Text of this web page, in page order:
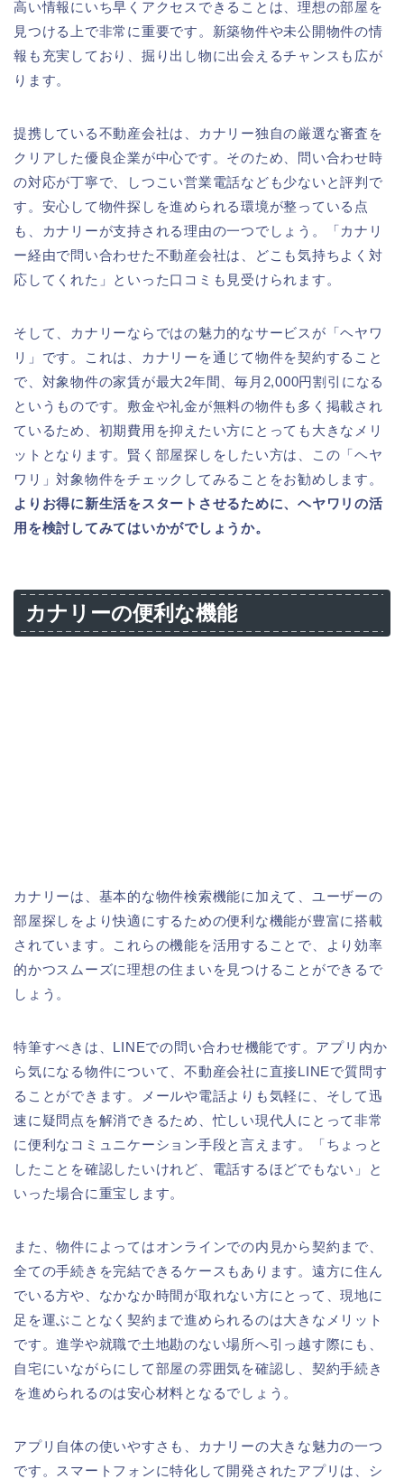
高い情報にいち早くアクセスできることは、理想の部屋を
見つける上で非常に重要です。新築物件や未公開物件の情
報も充実しており、掘り出し物に出会えるチャンスも広が
ります。
提携している不動産会社は、カナリー独自の厳選な審査を
クリアした優良企業が中心です。そのため、問い合わせ時
の対応が丁寧で、しつこい営業電話なども少ないと評判で
す。安心して物件探しを進められる環境が整っている点
も、カナリーが支持される理由の一つでしょう。「カナリ
ー経由で問い合わせた不動産会社は、どこも気持ちよく対
応してくれた」といった口コミも見受けられます。
そして、カナリーならではの魅力的なサービスが「ヘヤワ
リ」です。これは、カナリーを通じて物件を契約すること
で、対象物件の家賃が最大2年間、毎月2,000円割引になる
というものです。敷金や礼金が無料の物件も多く掲載され
ているため、初期費用を抑えたい方にとっても大きなメリ
ットとなります。賢く部屋探しをしたい方は、この「ヘヤ
ワリ」対象物件をチェックしてみることをお勧めします。
よりお得に新生活をスタートさせるために、ヘヤワリの活
用を検討してみてはいかがでしょうか。
カナリーの便利な機能
カナリーは、基本的な物件検索機能に加えて、ユーザーの
部屋探しをより快適にするための便利な機能が豊富に搭載
されています。これらの機能を活用することで、より効率
的かつスムーズに理想の住まいを見つけることができるで
しょう。
特筆すべきは、LINEでの問い合わせ機能です。アプリ内か
ら気になる物件について、不動産会社に直接LINEで質問す
ることができます。メールや電話よりも気軽に、そして迅
速に疑問点を解消できるため、忙しい現代人にとって非常
に便利なコミュニケーション手段と言えます。「ちょっと
したことを確認したいけれど、電話するほどでもない」と
いった場合に重宝します。
また、物件によってはオンラインでの内見から契約まで、
全ての手続きを完結できるケースもあります。遠方に住ん
でいる方や、なかなか時間が取れない方にとって、現地に
足を運ぶことなく契約まで進められるのは大きなメリット
です。進学や就職で土地勘のない場所へ引っ越す際にも、
自宅にいながらにして部屋の雰囲気を確認し、契約手続き
を進められるのは安心材料となるでしょう。
アプリ自体の使いやすさも、カナリーの大きな魅力の一つ
です。スマートフォンに特化して開発されたアプリは、シ